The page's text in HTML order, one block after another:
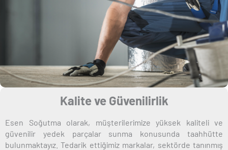
Kalite ve Güvenilirlik
Esen Soğutma olarak, müşterilerimize yüksek kaliteli ve
güvenilir yedek parçalar sunma konusunda taahhütte
bulunmaktayız. Tedarik ettiğimiz markalar, sektörde tanınmış